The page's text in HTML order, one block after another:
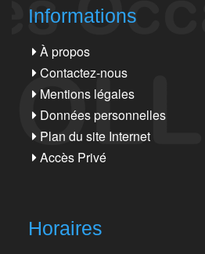
Informations
À propos
Contactez-nous
Mentions légales
Données personnelles
Plan du site Internet
Accès Privé
Horaires